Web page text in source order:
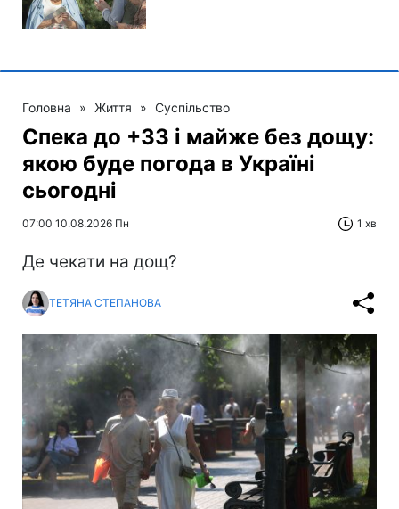
Головна » Життя » Суспільство
Спека до +33 і майже без дощу:
якою буде погода в Україні
сьогодні
07:00 10.08.2026 Пн 1 хв
Де чекати на дощ?
ТЕТЯНА СТЕПАНОВА